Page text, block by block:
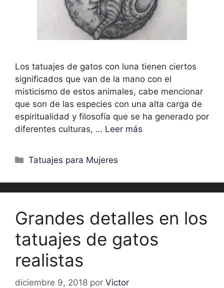
Los tatuajes de gatos con luna tienen ciertos
significados que van de la mano con el
misticismo de estos animales, cabe mencionar
que son de las especies con una alta carga de
espiritualidad y filosofía que se ha generado por
diferentes culturas, … Leer más
Categorías
Tatuajes para Mujeres
Grandes detalles en los
tatuajes de gatos
realistas
diciembre 9, 2018 por Victor